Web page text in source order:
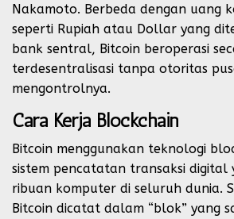
Nakamoto. Berbeda dengan uang
seperti Rupiah atau Dollar yang
bank sentral, Bitcoin beroperasi
terdesentralisasi tanpa otoritas
mengontrolnya.
Cara Kerja Blockchain
Bitcoin menggunakan teknologi
sistem pencatatan transaksi digital
ribuan komputer di seluruh dunia.
Bitcoin dicatat dalam “blok” yang